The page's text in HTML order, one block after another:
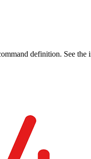
definition. See the